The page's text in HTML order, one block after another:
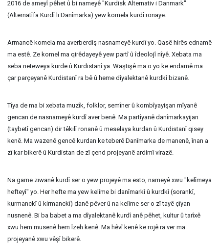
2016 de ameyî pêhet û bi nameyê "Kurdisk Alternativ i Danmark"
(Alternatîfa Kurdî li Danîmarka) yew komela kurdî ronaye.
Armancê komela ma averberdiş nasnameyê kurdî yo. Qasê hirês ednamê
ma estê. Ze komel ma qirêdayeyê yew partî û îdeolojî nîyê. Xebata ma
seba neteweya kurde û Kurdistanî ya. Waştişê ma o yo ke endamê ma
çar parçeyanê Kurdistanî ra bê û heme dîyalektanê kurdkî bizanê.
Tîya de ma bi xebata muzîk, folklor, semîner û kombîyayişan mîyanê
gencan de nasnameyê kurdî aver benê. Ma partîyanê danîmarkayijan
(taybetî gencan) dir têkilî ronanê û meselaya kurdan û Kurdistanî qisey
kenê. Ma wazenê gencê kurdan ke teberê Danîmarka de manenê, înan a
zî kar bikerê û Kurdistan de zî çend projeyanê ardimî virazê.
Na game ziwanê kurdî ser o yew projeyê ma esto, nameyê xwu "kelîmeya
hefteyî" yo. Her hefte ma yew kelîme bi danîmarkî û kurdkî (sorankî,
kurmanckî û kirmanckî) danê pêver û na kelîme ser o zî tayê çîyan
nusnenê. Bi ba babet a ma dîyalektanê kurdî anê pêhet, kultur û tarîxê
xwu hem musenê hem îzeh kenê. Ma hêvî kenê ke rojê ra ver ma
projeyanê xwu vêşî bikerê.